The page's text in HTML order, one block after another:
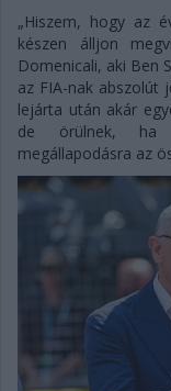
„Hiszem, hogy az
készen álljon
Domenicali, aki Ben
az FIA-nak abszolút
lejárta után akár
de örülnek, ha
megállapodásra az